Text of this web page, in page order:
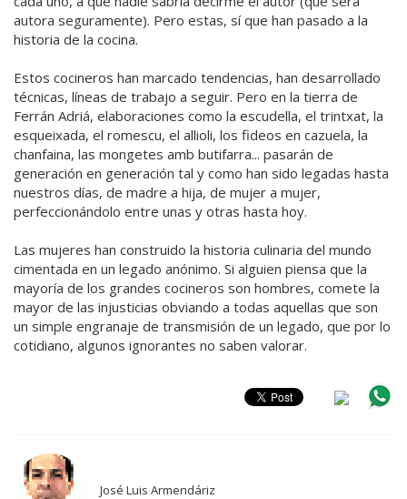
autora seguramente). Pero estas, sí que han pasado a la
historia de la cocina.
Estos cocineros han marcado tendencias, han desarrollado
técnicas, líneas de trabajo a seguir. Pero en la tierra de
Ferrán Adriá, elaboraciones como la escudella, el trintxat, la
esqueixada, el romescu, el allioli, los fideos en cazuela, la
chanfaina, las mongetes amb butifarra... pasarán de
generación en generación tal y como han sido legadas hasta
nuestros días, de madre a hija, de mujer a mujer,
perfeccionándolo entre unas y otras hasta hoy.
Las mujeres han construido la historia culinaria del mundo
cimentada en un legado anónimo. Si alguien piensa que la
mayoría de los grandes cocineros son hombres, comete la
mayor de las injusticias obviando a todas aquellas que son
un simple engranaje de transmisión de un legado, que por lo
cotidiano, algunos ignorantes no saben valorar.
José Luis Armendáriz